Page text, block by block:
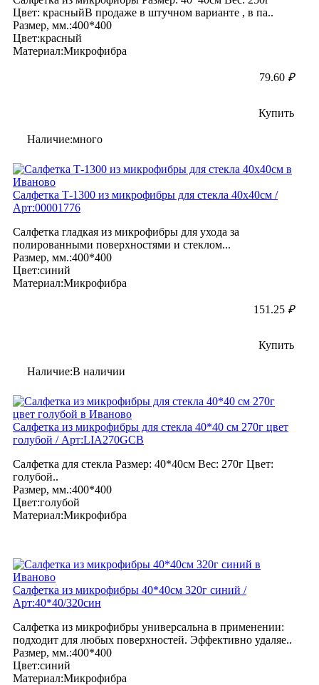
Цвет: красныйВ продаже в штучном варианте , в па..
Размер, мм.:400*400
Цвет:красный
Материал:Микрофибра
79.60 ₽
Купить
Наличие:много
Салфетка Т-1300 из микрофибры для стекла 40х40см /
Арт:00001776
Салфетка гладкая из микрофибры для ухода за
полированными поверхностями и стеклом...
Размер, мм.:400*400
Цвет:синий
Материал:Микрофибра
151.25 ₽
Купить
Наличие:В наличии
Салфетка из микрофибры для стекла 40*40 см 270г цвет
голубой / Арт:LIA270GCB
Салфетка для стекла Размер: 40*40см Вес: 270г Цвет:
голубой..
Размер, мм.:400*400
Цвет:голубой
Материал:Микрофибра
Салфетка из микрофибры 40*40см 320г синий /
Арт:40*40/320син
Салфетка из микрофибры универсальна в применении:
подходит для любых поверхностей. Эффективно удаляе..
Размер, мм.:400*400
Цвет:синий
Материал:Микрофибра